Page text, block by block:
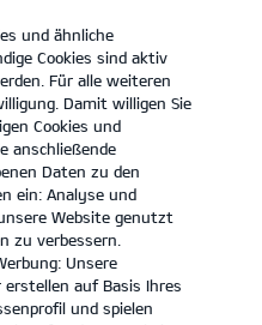
KONTAKT
und ähnliche
Cookies sind aktiv
Für alle weiteren
Damit willigen Sie
Cookies und
anschließende
Daten zu den
ein: Analyse und
Website genutzt
zu verbessern.
Unsere
auf Basis Ihres
und spielen